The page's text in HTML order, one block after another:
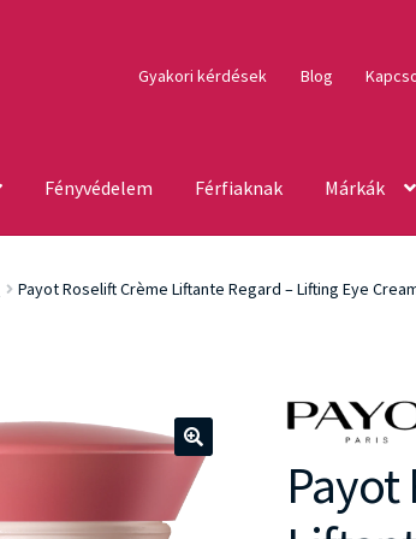
Gyakori kérdések Blog
Fényvédelem Férfiaknak Márkák
Payot Roselift Crème Liftante Regard – Lifting Eye
🔍
Payot